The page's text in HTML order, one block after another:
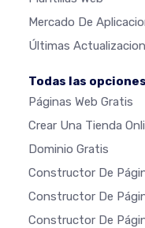
Mercado De
Últimas
Todas las opciones
Páginas Web Gratis
Crear Una Tienda
Dominio Gratis
Constructor De
Constructor De
Constructor De